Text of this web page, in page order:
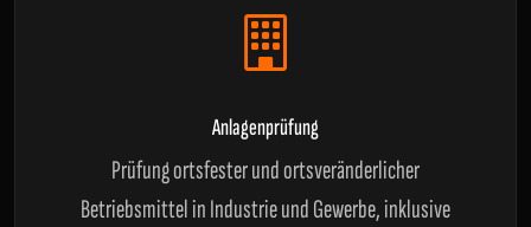
Anlagenprüfung
Prüfung ortsfester und ortsveränderlicher
Betriebsmittel in Industrie und Gewerbe, inklusive